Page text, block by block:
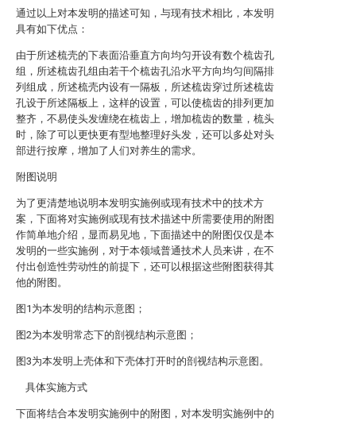
通过以上对本发明的描述可知，与现有技术相比，本发明
具有如下优点：
由于所述梳壳的下表面沿垂直方向均匀开设有数个梳齿孔
组，所述梳齿孔组由若干个梳齿孔沿水平方向均匀间隔排
列组成，所述梳壳内设有一隔板，所述梳齿穿过所述梳齿
孔设于所述隔板上，这样的设置，可以使梳齿的排列更加
整齐，不易使头发缠绕在梳齿上，增加梳齿的数量，梳头
时，除了可以更快更有型地整理好头发，还可以多处对头
部进行按摩，增加了人们对养生的需求。
附图说明
为了更清楚地说明本发明实施例或现有技术中的技术方
案，下面将对实施例或现有技术描述中所需要使用的附图
作简单地介绍，显而易见地，下面描述中的附图仅仅是本
发明的一些实施例，对于本领域普通技术人员来讲，在不
付出创造性劳动性的前提下，还可以根据这些附图获得其
他的附图。
图1为本发明的结构示意图；
图2为本发明常态下的剖视结构示意图；
图3为本发明上壳体和下壳体打开时的剖视结构示意图。
具体实施方式
下面将结合本发明实施例中的附图，对本发明实施例中的